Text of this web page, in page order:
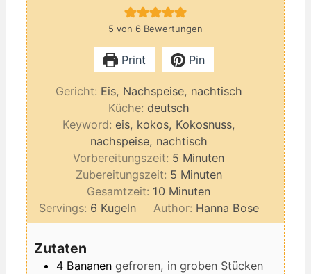
5 von 6 Bewertungen
Print Pin
Gericht: Eis, Nachspeise, nachtisch
Küche: deutsch
Keyword: eis, kokos, Kokosnuss,
nachspeise, nachtisch
Vorbereitungszeit: 5 Minuten
Minuten
Zubereitungszeit: 5Minuten
Minuten
Gesamtzeit: 10 Minuten
Minuten
Servings: 6 Kugeln Author: Hanna Bose
Zutaten
4 Bananen gefroren, in groben Stücken